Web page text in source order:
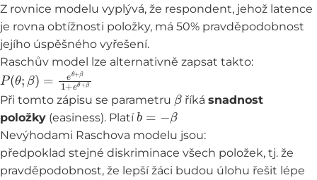
Z rovnice modelu vyplývá, že respondent, jehož latence
je rovna obtížnosti položky, má 50% pravděpodobnost
jejího úspěšného vyřešení.
Raschův model lze alternativně zapsat takto:
P(θ β)= +β1+
Při tomto zápisu se parametru
β
říká snadnost
položky (easiness). Platí
b=− β
Nevýhodami Raschova modelu jsou:
předpoklad stejné diskriminace všech položek, tj. že
pravděpodobnost, že lepší žáci budou úlohu řešit lépe